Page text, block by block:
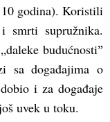
godina). Koristili
smrti supružnika.
budućnostiˮ
sa događajima o
i za događaje
uvek u toku.